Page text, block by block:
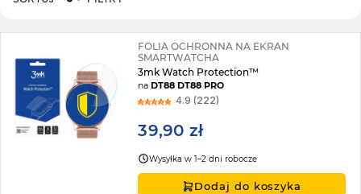
FOLIA OCHRONNA NA EKRAN
SMARTWATCHA
3mk Watch Protection™
naDT88 DT88 PRO
4.9 (222)
39,90 zł
Wysyłka w 1–2 dni robocze
Dodaj do koszyka